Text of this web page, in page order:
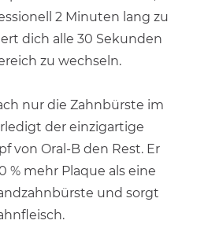
2 Minuten lang zu
dich alle 30 Sekunden
zu wechseln.
nur die Zahnbürste im
der einzigartige
von Oral-B den Rest. Er
% mehr Plaque als eine
und sorgt